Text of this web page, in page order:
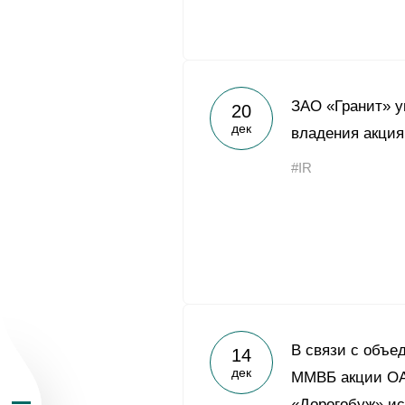
О Группе «Акрон»
Устойчивое
20
дек
ЗАО «Гранит»
владения
#IR
14
дек
В связи с
ММВБ акции